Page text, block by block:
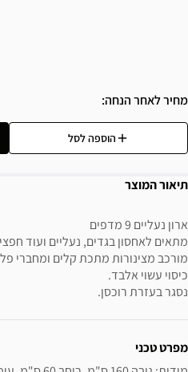
מחיר לאחר הנחה
הוספה לסל
תיאור המוצר
ארון נעליים 9 מדפים
מתאים לאחסון בגדים, נעליים ועוד
מורכב מצינורות מתכת קלים ומחברי
כיסוי עשוי אלבד.
נסגר בעזרת רוכסן.
מפרט טכני